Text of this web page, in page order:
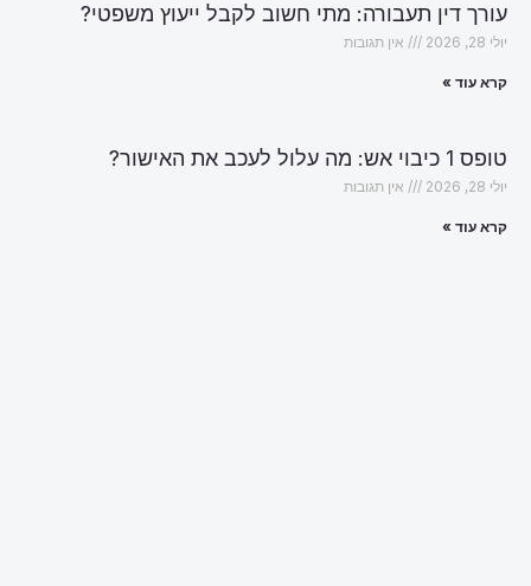
עורך דין תעבורה: מתי חשוב לקבל ייעוץ משפטי?
יולי 28, 2026 אין תגובות
קרא עוד »
טופס 1 כיבוי אש: מה עלול לעכב את האישור?
יולי 28, 2026 אין תגובות
קרא עוד »